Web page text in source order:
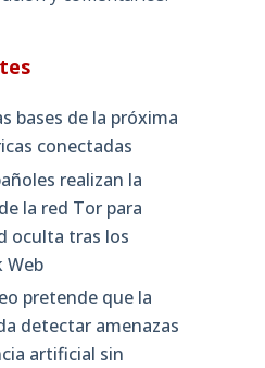
bases de la próxima
conectadas
realizan la
la red Tor para
oculta tras los
Web
pretende que la
detectar amenazas
artificial sin